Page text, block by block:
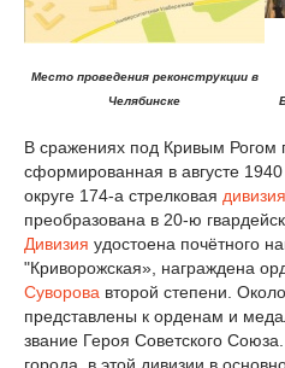
Место проведения реконструкции в
Челябинске
В сражениях под Кривым Рогом
сформированная в августе 1940
округе 174-а стрелковая дивизия
преобразована в 20-ю
Дивизия удостоена почётного
"Криворожская», награждена
Суворова второй степени.
представлены к орденам и
звание Героя Советского
города, в этой дивизии в